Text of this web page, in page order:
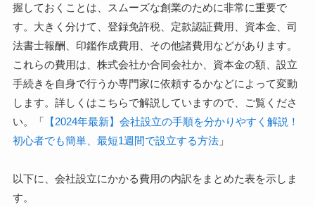
握しておくことは、スムーズな創業のために非常に重要で
す。大きく分けて、登録免許税、定款認証費用、資本金、司
法書士報酬、印鑑作成費用、その他諸費用などがあります。
これらの費用は、株式会社か合同会社か、資本金の額、設立
手続きを自身で行うか専門家に依頼するかなどによって変動
します。詳しくはこちらで解説していますので、ご覧くださ
い。「 【2024年最新】会社設立の手順を分かりやすく解説！
初心者でも簡単、最短1週間で設立する方法」
以下に、会社設立にかかる費用の内訳をまとめた表を示しま
す。